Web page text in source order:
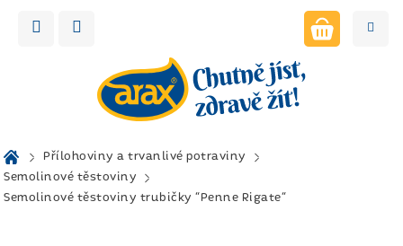
DomůPřílohoviny a trvanlivé potraviny
Semolinové těstoviny
Semolinové těstoviny trubičky "Penne Rigate"